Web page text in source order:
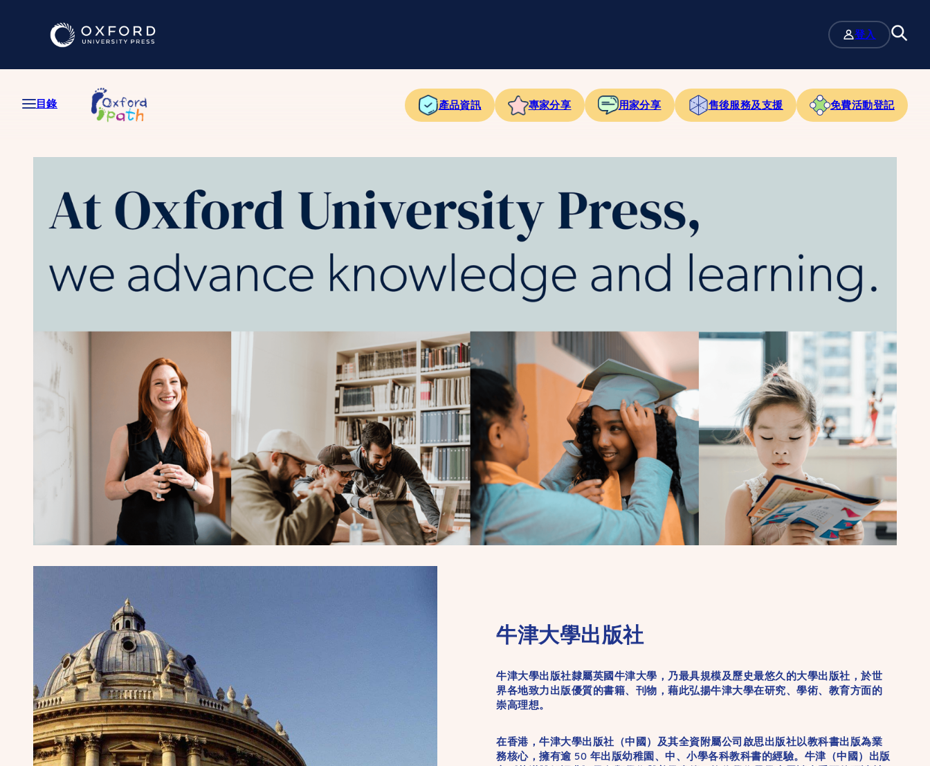
內
登入
目錄 產品資訊 專家分享 用家分享 售後服務及支援 免費活動登記
牛津大學出版社
牛津大學出版社隸屬英國牛津大學，乃最具規模及歷史最悠久的大學出版社，於世
界各地致力出版優質的書籍、刊物，藉此弘揚牛津大學在研究、學術、教育方面的
崇高理想。
在香港，牛津大學出版社（中國）及其全資附屬公司啟思出版社以教科書出版為業
務核心，擁有逾 50 年出版幼稚園、中、小學各科教科書的經驗。牛津（中國）出版